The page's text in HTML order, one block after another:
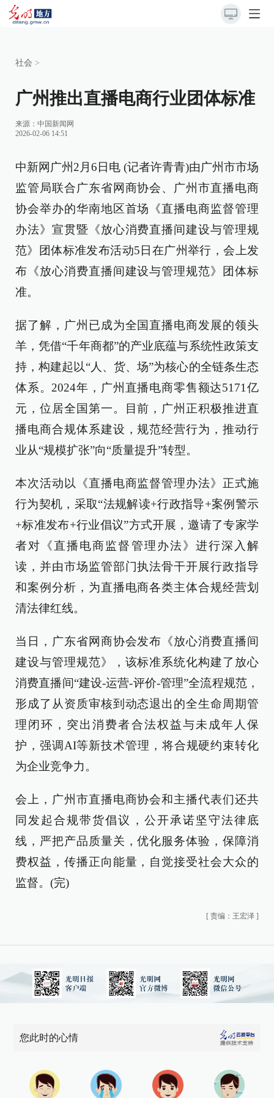
社会 >
广州推出直播电商行业团体标准
来源： 中国新闻网
2026-02-06 14:51
中新网广州2月6日电 (记者许青青)由广州市市场
监管局联合广东省网商协会、广州市直播电商
协会举办的华南地区首场《直播电商监督管理
办法》宣贯暨《放心消费直播间建设与管理规
范》团体标准发布活动5日在广州举行，会上发
布《放心消费直播间建设与管理规范》团体标
准。
据了解，广州已成为全国直播电商发展的领头
羊，凭借“千年商都”的产业底蕴与系统性政策支
持，构建起以“人、货、场”为核心的全链条生态
体系。2024年，广州直播电商零售额达5171亿
元，位居全国第一。目前，广州正积极推进直
播电商合规体系建设，规范经营行为，推动行
业从“规模扩张”向“质量提升”转型。
本次活动以《直播电商监督管理办法》正式施
行为契机，采取“法规解读+行政指导+案例警示
+标准发布+行业倡议”方式开展，邀请了专家学
者对《直播电商监督管理办法》进行深入解
读，并由市场监管部门执法骨干开展行政指导
和案例分析，为直播电商各类主体合规经营划
清法律红线。
当日，广东省网商协会发布《放心消费直播间
建设与管理规范》，该标准系统化构建了放心
消费直播间“建设-运营-评价-管理”全流程规范，
形成了从资质审核到动态退出的全生命周期管
理闭环，突出消费者合法权益与未成年人保
护，强调AI等新技术管理，将合规硬约束转化
为企业竞争力。
会上，广州市直播电商协会和主播代表们还共
同发起合规带货倡议，公开承诺坚守法律底
线，严把产品质量关，优化服务体验，保障消
费权益，传播正向能量，自觉接受社会大众的
监督。(完)
[ 责编：王宏泽 ]
您此时的心情